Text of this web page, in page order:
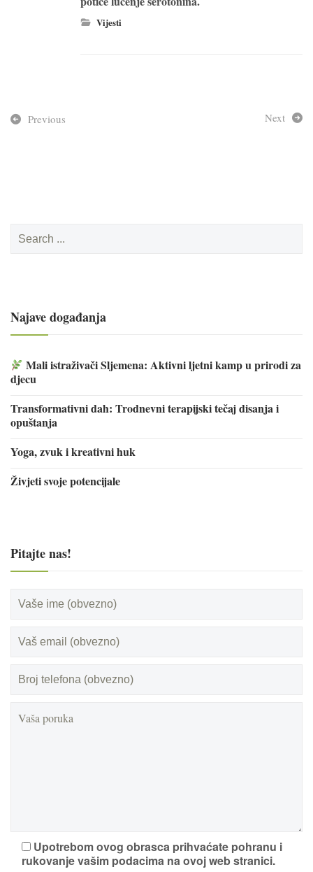
Vijesti
Previous Next
for:
Najave događanja
Mali istraživači Sljemena: Aktivni ljetni kamp u prirodi za
djecu
Transformativni dah: Trodnevni terapijski tečaj disanja i
opuštanja
Yoga, zvuk i kreativni huk
Živjeti svoje potencijale
Pitajte nas!
Upotrebom ovog obrasca prihvaćate pohranu i
rukovanje vašim podacima na ovoj web stranici.